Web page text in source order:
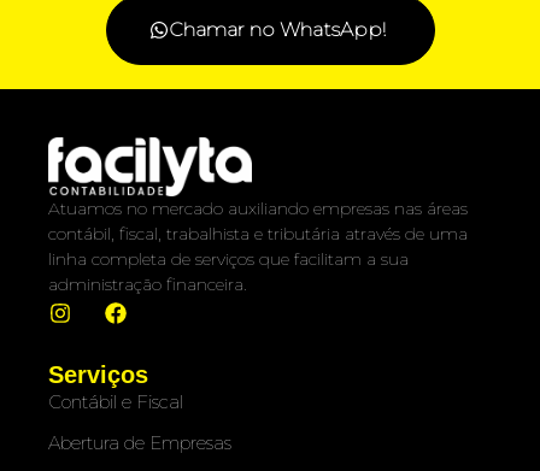
Chamar no WhatsApp!
Atuamos no mercado auxiliando empresas nas áreas
contábil, fiscal, trabalhista e tributária através de uma
linha completa de serviços que facilitam a sua
administração financeira.
Serviços
Contábil e Fiscal
Abertura de Empresas